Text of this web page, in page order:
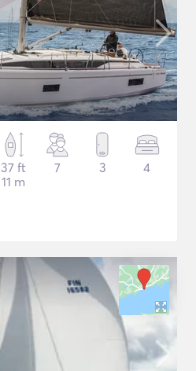
37 ft
11 m
7 3 4